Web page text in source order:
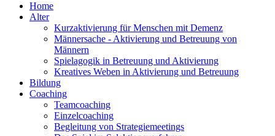
Home
Alter
Kurzaktivierung für Menschen mit Demenz
Männersache - Aktivierung und Betreuung von
Männern
Spielagogik in Betreuung und Aktivierung
Kreatives Weben in Aktivierung und Betreuung
Bildung
Coaching
Teamcoaching
Einzelcoaching
Begleitung von Strategiemeetings